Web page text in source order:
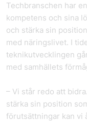
Techbranschen har
kompetens och sina
och stärka sin
med näringslivet. I
teknikutvecklingen
med samhällets
– Vi står redo att
stärka sin position
förutsättningar kan vi